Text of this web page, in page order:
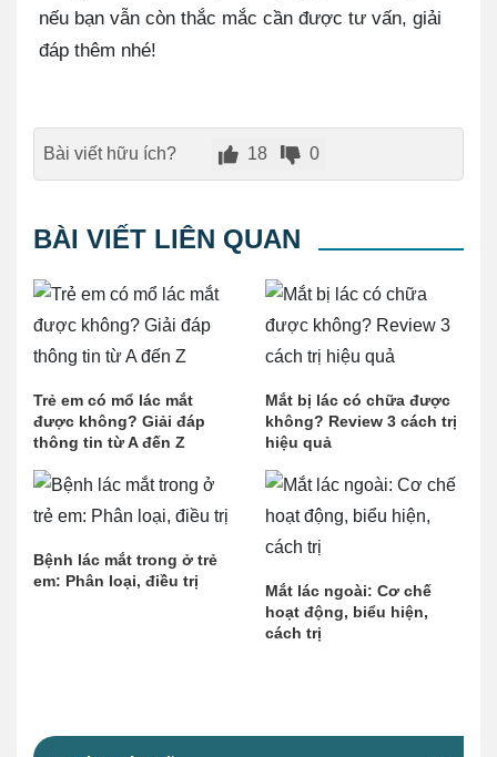
nếu bạn vẫn còn thắc mắc cần được tư vấn, giải
đáp thêm nhé!
Bài viết hữu ích? 18 0
BÀI VIẾT LIÊN QUAN
Trẻ em có mổ lác mắt
được không? Giải đáp
thông tin từ A đến Z
Mắt bị lác có chữa được
không? Review 3 cách trị
hiệu quả
Bệnh lác mắt trong ở trẻ
em: Phân loại, điều trị
Mắt lác ngoài: Cơ chế
hoạt động, biểu hiện,
cách trị